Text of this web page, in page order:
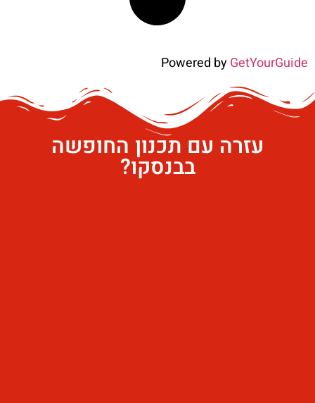
Powered byGetYourGuide
עזרה עם תכנון החופשה
בבנסקו?